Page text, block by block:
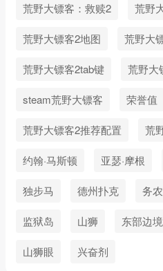
荒野大镖客：救赎2 荒野
荒野大镖客2地图 荒野大
荒野大镖客2tab键 荒野大
steam荒野大镖客 荣誉值
荒野大镖客2推荐配置 荒
约翰·马斯顿 亚瑟·摩根
独步马 德州扑克 务
监狱岛 山狮 东部边境
山狮眼 兴奋剂